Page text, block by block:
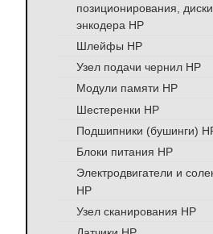
позиционирования, диски
энкодера HP
Шлейфы HP
Узел подачи чернил HP
Модули памяти HP
Шестеренки HP
Подшипники (бушинги)
Блоки питания HP
Электродвигатели и
HP
Узел сканирования HP